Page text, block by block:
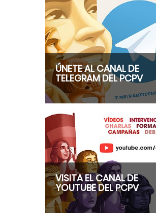
ÚNETE AL CANAL DE
TELEGRAM DEL PCPV
VISITA EL CANAL DE
YOUTUBE DEL PCPV